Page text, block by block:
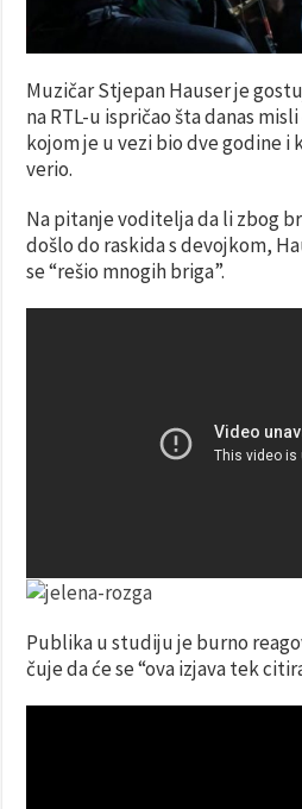
Muzičar Stjepan Hauser je
na RTL-u ispričao šta danas
kojom je u vezi bio dve godine i
verio.
Na pitanje voditelja da li zbog
došlo do raskida s devojkom,
se “rešio mnogih briga”.
Publika u studiju je burno
čuje da će se “ova izjava tek